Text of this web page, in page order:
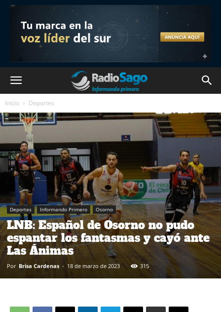
Inicio Deportes
Deportes Informando Primero Osorno
LNB: Español de Osorno no pudo
espantar los fantasmas y cayó ante
Las Ánimas
Por Brisa Cardenas - 18 de marzo de 2023 315